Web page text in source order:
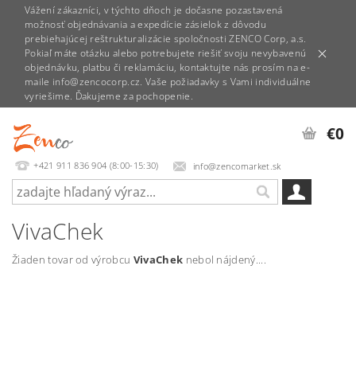
Vážení zákazníci, v týchto dňoch je dočasne pozastavená
možnosť objednávania a expedície zásielok z dôvodu
prebiehajúcej reštrukturalizácie spoločnosti ZENCO Corp, a.s.
Pokiaľ máte otázku alebo potrebujete riešiť svoju nevybavenú
objednávku, platbu či reklamáciu, kontaktujte nás prosím na e-
maile info@zencocorp.cz. Vaše požiadavky s Vami individuálne
vyriešime. Ďakujeme za pochopenie.
+421 911 836 904 (8:00-15:30) info@zencomarket.sk
€0
VivaChek
Žiaden tovar od výrobcu VivaChek nebol nájdený....